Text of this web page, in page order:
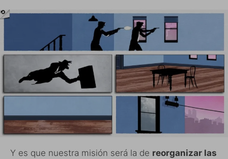
Y es que nuestra misión será la de reorganizar las